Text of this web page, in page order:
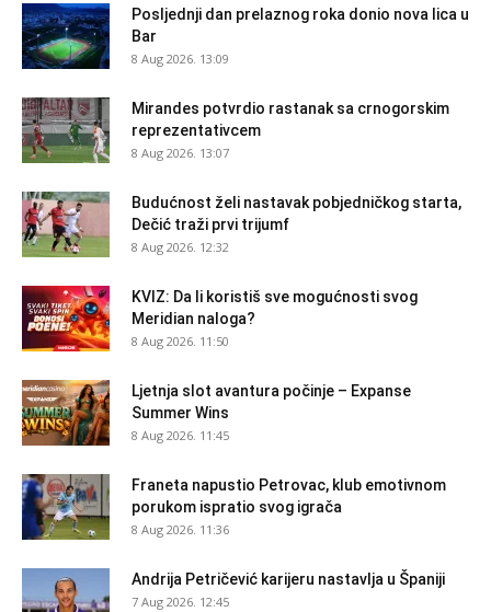
Posljednji dan prelaznog roka donio nova lica u
Bar
8 Aug 2026. 13:09
Mirandes potvrdio rastanak sa crnogorskim
reprezentativcem
8 Aug 2026. 13:07
Budućnost želi nastavak pobjedničkog starta,
Dečić traži prvi trijumf
8 Aug 2026. 12:32
KVIZ: Da li koristiš sve mogućnosti svog
Meridian naloga?
8 Aug 2026. 11:50
Ljetnja slot avantura počinje – Expanse
Summer Wins
8 Aug 2026. 11:45
Franeta napustio Petrovac, klub emotivnom
porukom ispratio svog igrača
8 Aug 2026. 11:36
Andrija Petričević karijeru nastavlja u Španiji
7 Aug 2026. 12:45